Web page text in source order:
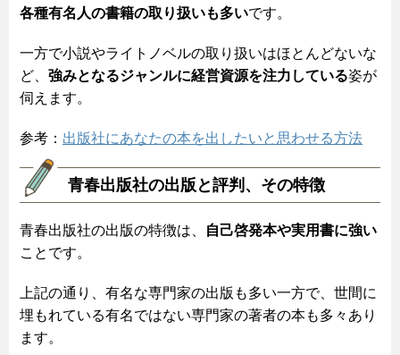
各種有名人の書籍の取り扱いも多いです。
一方で小説やライトノベルの取り扱いはほとんどないな
ど、 強みとなるジャンルに経営資源を注力している姿が
伺えます。
参考： 出版社にあなたの本を出したいと思わせる方法
青春出版社の出版と評判、その特徴
青春出版社の出版の特徴は、
自己啓発本や実用書に強い
ことです。
上記の通り、有名な専門家の出版も多い一方で、世間に
埋もれている有名ではない専門家の著者の本も多々あり
ます。